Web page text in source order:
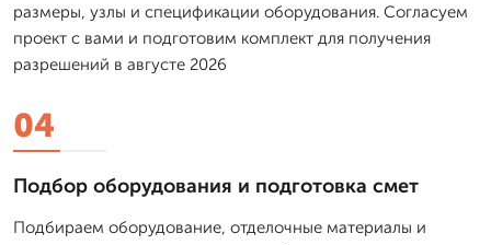
размеры, узлы и спецификации оборудования. Согласуем
проект с вами и подготовим комплект для получения
разрешений в августе 2026
04
Подбор оборудования и подготовка смет
Подбираем оборудование, отделочные материалы и